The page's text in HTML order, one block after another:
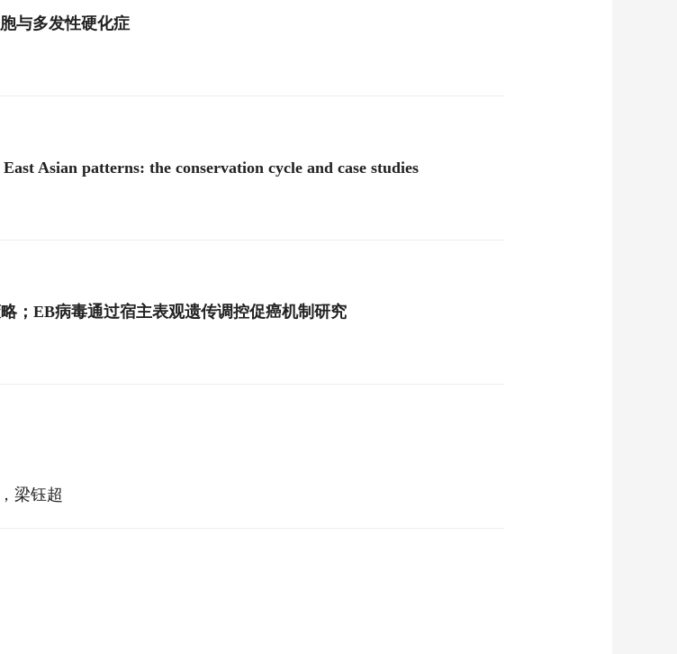
与多发性硬化症
Asian patterns: the conservation cycle and case studies
；EB病毒通过宿主表观遗传调控促癌机制研究
梁钰超